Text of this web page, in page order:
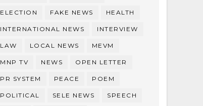
ELECTION FAKE NEWS HEALTH
INTERNATIONAL NEWS INTERVIEW
LAW LOCAL NEWS MEVM
MNP TV NEWS OPEN LETTER
PR SYSTEM PEACE POEM
POLITICAL SELE NEWS SPEECH